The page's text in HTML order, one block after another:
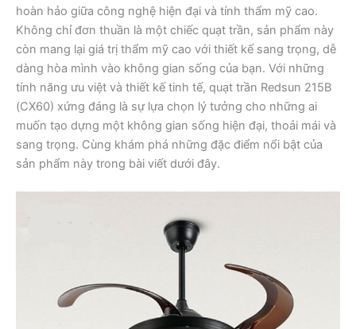
hoàn hảo giữa công nghệ hiện đại và tính thẩm mỹ cao.
Không chỉ đơn thuần là một chiếc quạt trần, sản phẩm này
còn mang lại giá trị thẩm mỹ cao với thiết kế sang trọng, dễ
dàng hòa mình vào không gian sống của bạn. Với những
tính năng ưu việt và thiết kế tinh tế, quạt trần Redsun 215B
(CX60) xứng đáng là sự lựa chọn lý tưởng cho những ai
muốn tạo dựng một không gian sống hiện đại, thoải mái và
sang trọng. Cùng khám phá những đặc điểm nổi bật của
sản phẩm này trong bài viết dưới đây.